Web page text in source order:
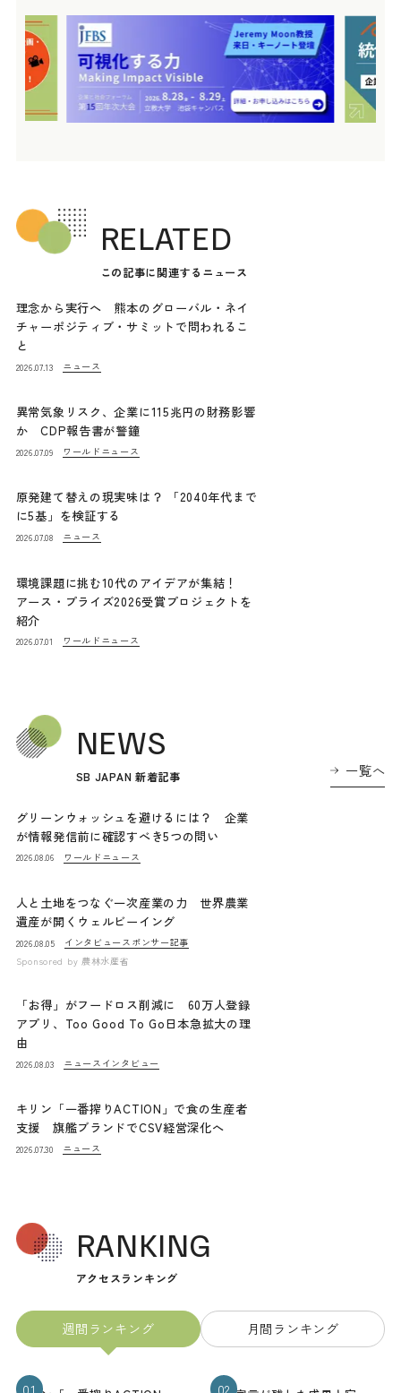
RELATED
この記事に関連するニュース
理念から実行へ 熊本のグローバル・ネイ
チャーポジティブ・サミットで問われるこ
と
2026.07.13 ニュース
異常気象リスク、企業に115兆円の財務影響
か CDP報告書が警鐘
2026.07.09 ワールドニュース
原発建て替えの現実味は？ 「2040年代まで
に5基」を検証する
2026.07.08 ニュース
環境課題に挑む10代のアイデアが集結！
アース・プライズ2026受賞プロジェクトを
紹介
2026.07.01 ワールドニュース
NEWS
SB JAPAN 新着記事 一覧へ
グリーンウォッシュを避けるには？ 企業
が情報発信前に確認すべき5つの問い
2026.08.06 ワールドニュース
人と土地をつなぐ一次産業の力 世界農業
遺産が開くウェルビーイング
2026.08.05 インタビュー スポンサー記事
Sponsored by 農林水産省
「お得」がフードロス削減に 60万人登録
アプリ、Too Good To Go日本急拡大の理
由
2026.08.03 ニュース インタビュー
キリン「一番搾りACTION」で食の生産者
支援 旗艦ブランドでCSV経営深化へ
2026.07.30 ニュース
RANKING
アクセスランキング
週間ランキング 月間ランキング
01 02